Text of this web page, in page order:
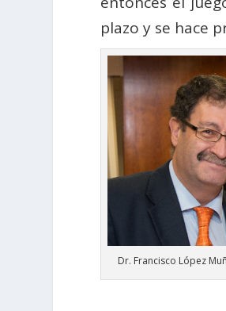
plazo y se hace
Dr. Francisco López